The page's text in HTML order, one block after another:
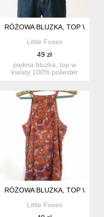
CEKINY COQUETTE OLD
RÓŻOWA BLUZKA, TOP W
Little Foxes
49 zł
piękna bluzka, top w
kwiaty 100% poliester
FLORAL PRINT
RÓŻOWA BLUZKA, TOP W
Little Foxes